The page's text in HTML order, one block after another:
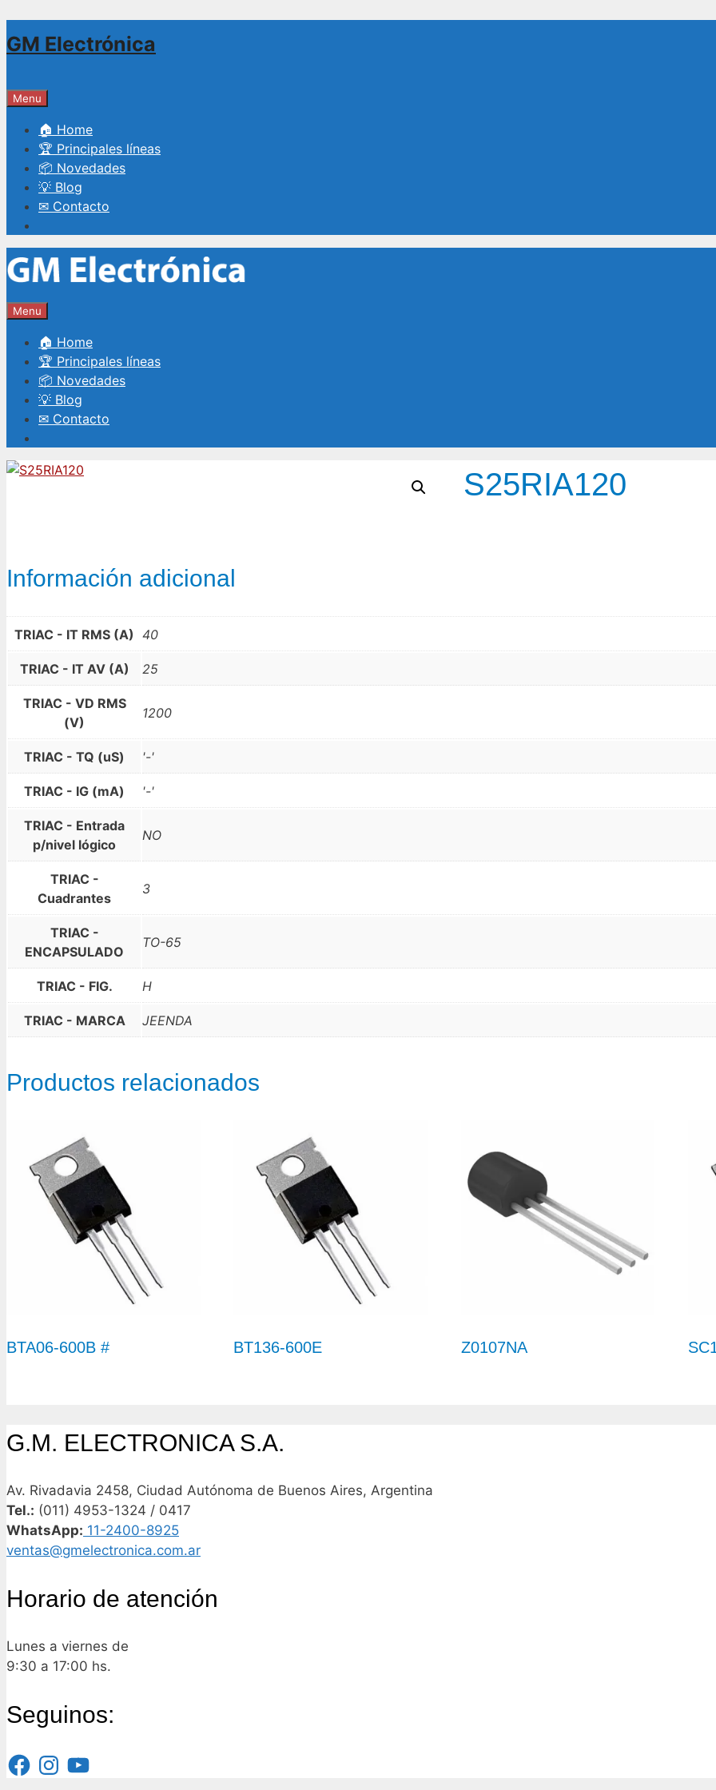
al
GM Electrónica
Menu
🏠 Home
🏆 Principales líneas
📦 Novedades
💡 Blog
✉ Contacto
Menu
🏠 Home
🏆 Principales líneas
📦 Novedades
💡 Blog
✉ Contacto
S25RIA120
Información adicional
TRIAC - IT RMS (A) 40
TRIAC - IT AV (A) 25
TRIAC - VD RMS
(V)
1200
TRIAC - TQ (uS) '-'
TRIAC - IG (mA) '-'
TRIAC - Entrada
p/nivel lógico
NO
TRIAC -
Cuadrantes
3
TRIAC -
ENCAPSULADO
TO-65
TRIAC - FIG. H
TRIAC - MARCA JEENDA
Productos relacionados
BTA06-600B # BT136-600E Z0107NA
G.M. ELECTRONICA S.A.
Av. Rivadavia 2458, Ciudad Autónoma de Buenos Aires, Argentina
Tel.: (011) 4953-1324 / 0417
WhatsApp: 11-2400-8925
ventas@gmelectronica.com.ar
Horario de atención
Lunes a viernes de
9:30 a 17:00 hs.
Seguinos:
Facebook
InstagramYouTube